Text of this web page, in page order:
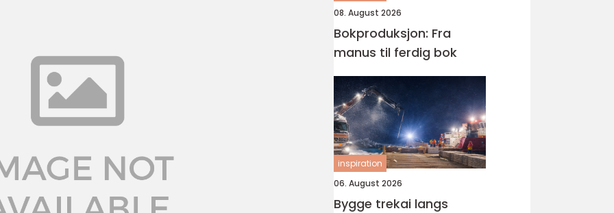
08. August 2026
Bokproduksjon: Fra
manus til ferdig bok
inspiration
06. August 2026
Bygge trekai langs